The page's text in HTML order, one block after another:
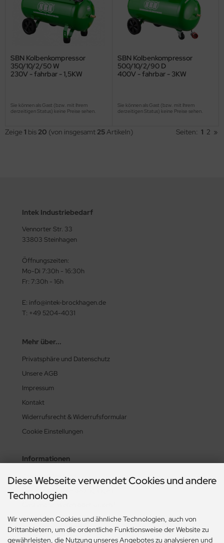
SBN Kolbenkompressor
350/10/2/50 W
230V - fahrbar - 1,5KW
Sie können als Gast (bzw. mit Ihrem
derzeitigen Status) keine Preise sehen.
SBN Kolbenkompressor
500/10/2/90 D
400V - fahrbar - 3KW
Sie können als Gast (bzw. mit Ihrem
derzeitigen Status) keine Preise sehen.
Zeige 1 bis 20 (von insgesamt 25Artikeln) Seiten: 1 2 »
Intek Industriebedarf
Vennorter Str. 33
33803 Steinhagen
Öffnungszeiten:
Mo-Di 7:30h - 16:30h
Fr: 7:30h - 16h
E: info@intek-brockhagen.de
T: +49 5204-4031
Mehr über...
Privatsphäre und Datenschutz
Unsere AGB
Impressum
Kontakt
Widerrufsrecht & Widerrufsformular
Cookie Einstellungen
Informationen
Zahlung & Versand
Lieferzeit & Lieferbedingungen
Historie? Fehlanzeige!
Aktionsheft Sommer 2026
Diese Webseite verwendet Cookies und andere
Technologien
Wir verwenden Cookies und ähnliche Technologien, auch von
Drittanbietern, um die ordentliche Funktionsweise der Website zu
gewährleisten, die Nutzung unseres Angebotes zu analysieren und